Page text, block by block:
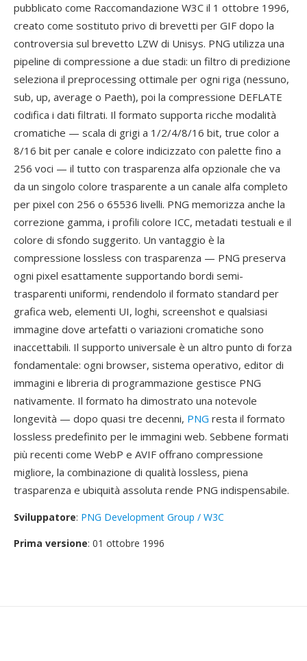
pubblicato come Raccomandazione W3C il 1 ottobre 1996,
creato come sostituto privo di brevetti per GIF dopo la
controversia sul brevetto LZW di Unisys. PNG utilizza una
pipeline di compressione a due stadi: un filtro di predizione
seleziona il preprocessing ottimale per ogni riga (nessuno,
sub, up, average o Paeth), poi la compressione DEFLATE
codifica i dati filtrati. Il formato supporta ricche modalità
cromatiche — scala di grigi a 1/2/4/8/16 bit, true color a
8/16 bit per canale e colore indicizzato con palette fino a
256 voci — il tutto con trasparenza alfa opzionale che va
da un singolo colore trasparente a un canale alfa completo
per pixel con 256 o 65536 livelli. PNG memorizza anche la
correzione gamma, i profili colore ICC, metadati testuali e il
colore di sfondo suggerito. Un vantaggio è la
compressione lossless con trasparenza — PNG preserva
ogni pixel esattamente supportando bordi semi-
trasparenti uniformi, rendendolo il formato standard per
grafica web, elementi UI, loghi, screenshot e qualsiasi
immagine dove artefatti o variazioni cromatiche sono
inaccettabili. Il supporto universale è un altro punto di forza
fondamentale: ogni browser, sistema operativo, editor di
immagini e libreria di programmazione gestisce PNG
nativamente. Il formato ha dimostrato una notevole
longevità — dopo quasi tre decenni, PNG resta il formato
lossless predefinito per le immagini web. Sebbene formati
più recenti come WebP e AVIF offrano compressione
migliore, la combinazione di qualità lossless, piena
trasparenza e ubiquità assoluta rende PNG indispensabile.
Sviluppatore: PNG Development Group / W3C
Prima versione: 01 ottobre 1996